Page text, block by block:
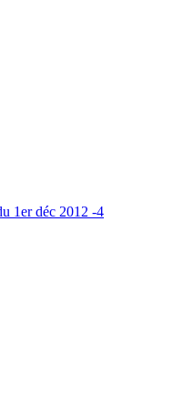
1er déc 2012 -4